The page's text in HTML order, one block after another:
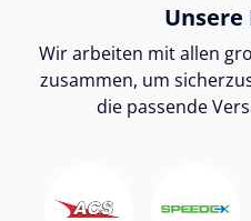
Wir arbeiten mit allen
zusammen, um
die passende